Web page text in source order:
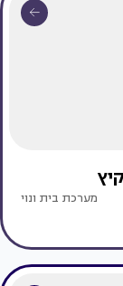
מערכת בית ונוי